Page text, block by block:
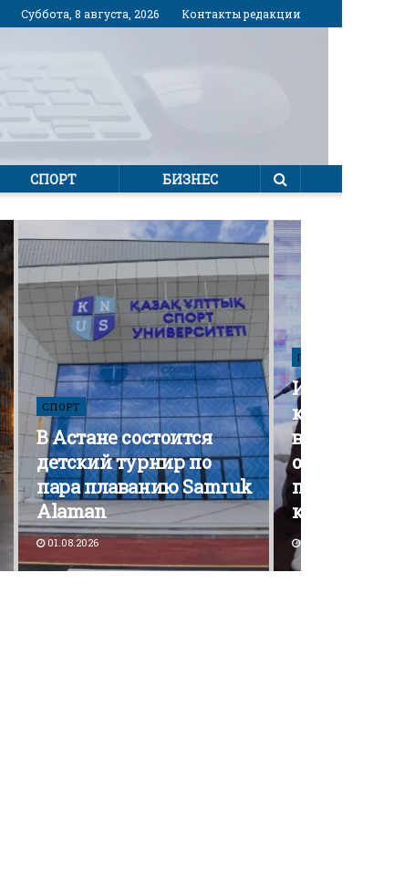
Суббота, 8 августа, 2026 Контакты редакции
СПОРТ БИЗНЕС
СПОРТ
В Астане состоится
детский турнир по
пара плаванию Samruk
Alaman
01.08.2026
ПОЛИТИКА
кампания
вышла на
открытой
30.07.2026